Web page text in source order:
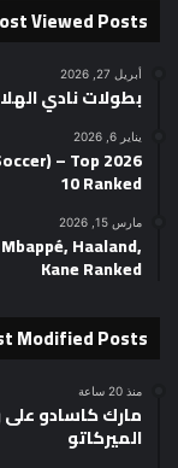
Viewed Posts
أبريل 27, 2026
بطولات نادي
يناير 6, 2026
– Top
10 Ranked
مارس 15, 2026
Haaland,
Kane Ranked
Modified Posts
منذ 20 ساعة
مارك كاسادو
الميركاتو